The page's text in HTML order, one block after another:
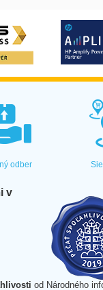
odber
v
od Národného